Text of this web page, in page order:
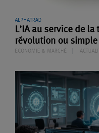
ALPHATRAD
L’IA au service de
révolution ou simple
ECONOMIE & MARCHÉ